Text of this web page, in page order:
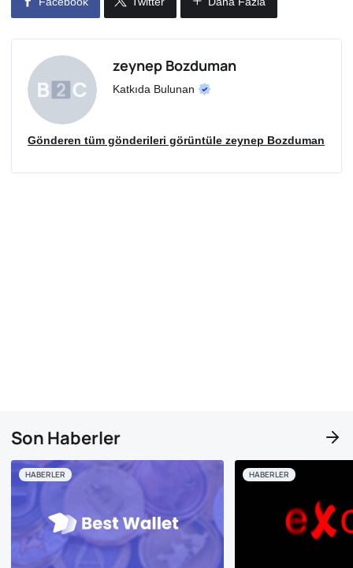
zeynep Bozduman
Katkıda Bulunan
Gönderen tüm gönderileri görüntüle zeynep Bozduman
Son Haberler
HABERLER HABERLER